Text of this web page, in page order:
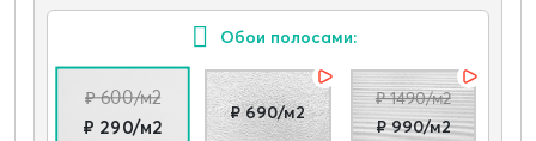
Обои полосами:
₽ 600/м2
₽ 290/м2
₽ 690/м2
₽ 1490/м2
₽ 990/м2